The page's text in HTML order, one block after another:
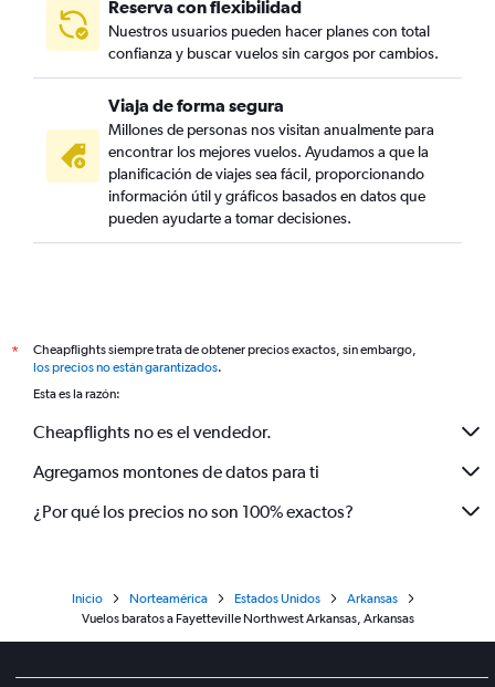
Reserva con flexibilidad
Nuestros usuarios pueden hacer planes con total
confianza y buscar vuelos sin cargos por cambios.
Viaja de forma segura
Millones de personas nos visitan anualmente para
encontrar los mejores vuelos. Ayudamos a que la
planificación de viajes sea fácil, proporcionando
información útil y gráficos basados en datos que
pueden ayudarte a tomar decisiones.
*
Cheapflights siempre trata de obtener precios exactos, sin embargo,
los precios no están garantizados.
Esta es la razón:
Cheapflights no es el vendedor.
Agregamos montones de datos para ti
¿Por qué los precios no son 100% exactos?
Inicio Norteamérica Estados Unidos
Arkansas
Vuelos baratos a Fayetteville Northwest Arkansas, Arkansas